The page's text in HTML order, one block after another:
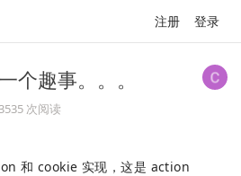
注册 登录
个趣事。。。
次阅读
和 cookie 实现，这是 action